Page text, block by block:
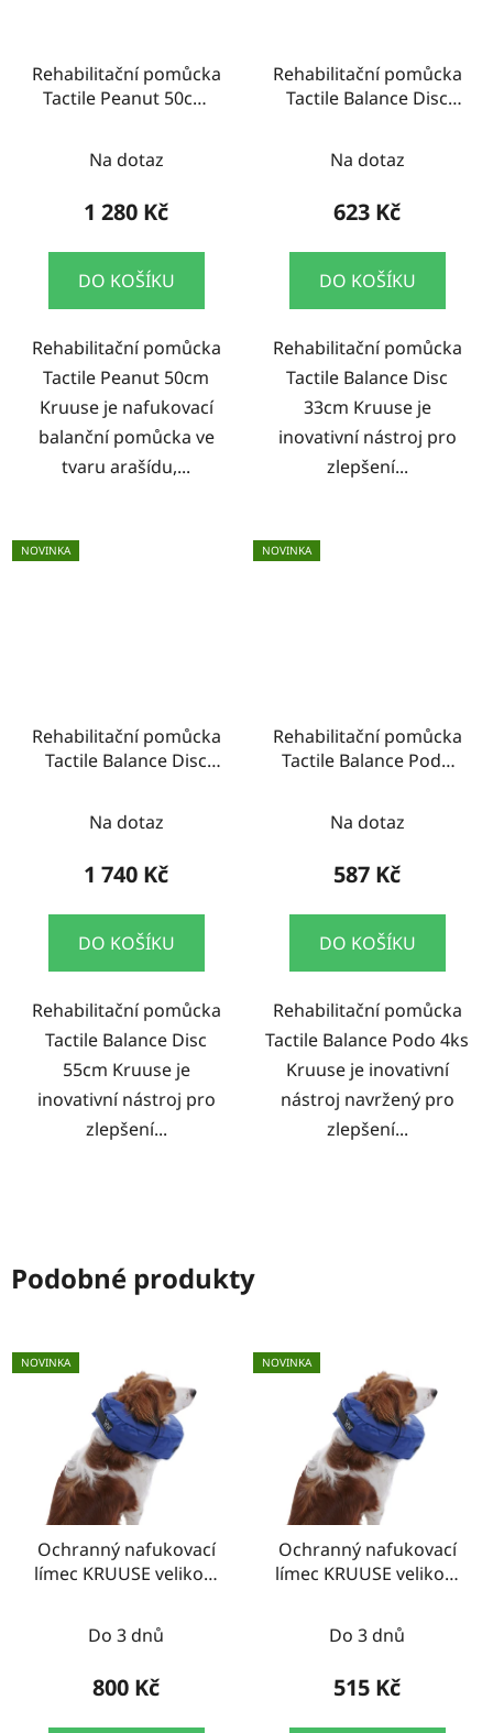
Rehabilitační pomůcka
Tactile Peanut 50cm
Na dotaz
1 280 Kč
DO KOŠÍKU
Rehabilitační pomůcka
Tactile Peanut 50cm
Kruuse je nafukovací
balanční pomůcka ve
tvaru arašídu,...
Rehabilitační pomůcka
Tactile Balance Disc
Na dotaz
623 Kč
DO KOŠÍKU
Rehabilitační pomůcka
Tactile Balance Disc
33cm Kruuse je
inovativní nástroj pro
zlepšení...
NOVINKA
Rehabilitační pomůcka
Tactile Balance Disc
Na dotaz
1 740 Kč
DO KOŠÍKU
Rehabilitační pomůcka
Tactile Balance Disc
55cm Kruuse je
inovativní nástroj pro
zlepšení...
NOVINKA
Rehabilitační pomůcka
Tactile Balance Podo
Na dotaz
587 Kč
DO KOŠÍKU
Rehabilitační pomůcka
Tactile Balance Podo 4ks
Kruuse je inovativní
nástroj navržený pro
zlepšení...
Podobné produkty
NOVINKA
Ochranný nafukovací
límec KRUUSE velikost
Do 3 dnů
800 Kč
NOVINKA
Ochranný nafukovací
límec KRUUSE velikost
Do 3 dnů
515 Kč